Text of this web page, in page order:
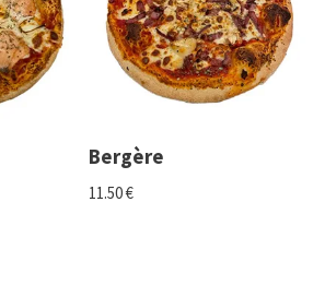
Bergère
11.50€